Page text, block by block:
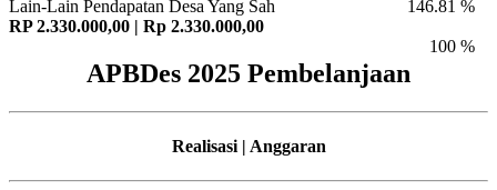
146.81 %
Lain-Lain Pendapatan Desa Yang Sah
RP 2.330.000,00 | Rp 2.330.000,00
100 %
APBDes 2025 Pembelanjaan
Realisasi | Anggaran